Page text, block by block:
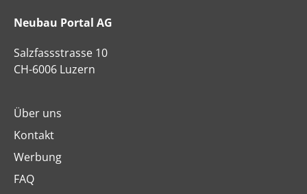
Neubau Portal AG
Salzfassstrasse 10
CH-6006 Luzern
Über uns
Kontakt
Werbung
FAQ